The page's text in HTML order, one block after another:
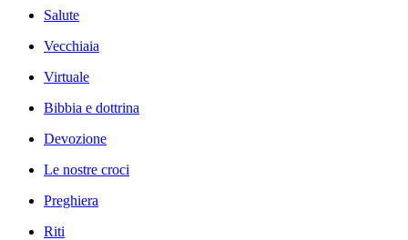
Salute
Vecchiaia
Virtuale
Bibbia e dottrina
Devozione
Le nostre croci
Preghiera
Riti